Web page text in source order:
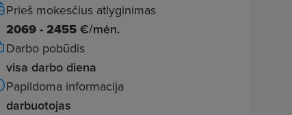
Prieš mokesčius atlyginimas
2069 - 2455 €/mėn.
Darbo pobūdis
visa darbo diena
Papildoma informacija
darbuotojas